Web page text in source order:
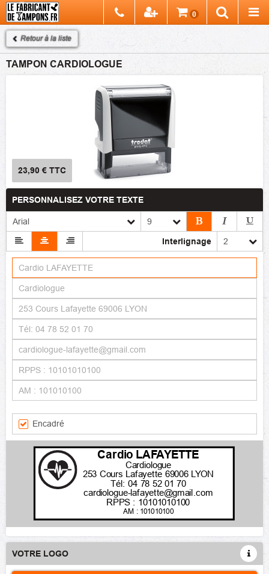
Retour à la liste
TAMPON CARDIOLOGUE
23,90 € TTC
PERSONNALISEZ VOTRE TEXTE
Interlignage
Encadré
Cardio LAFAYETTE
Cardiologue
253 Cours Lafayette 69006 LYON
Tél: 04 78 52 01 70
cardiologue-lafayette@gmail.com
RPPS : 10101010100
AM : 101010100
VOTRE LOGO
0
Chercher